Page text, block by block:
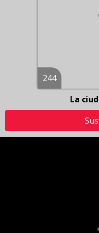
244
La